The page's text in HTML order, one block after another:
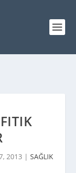
2013 | SAĞLIK